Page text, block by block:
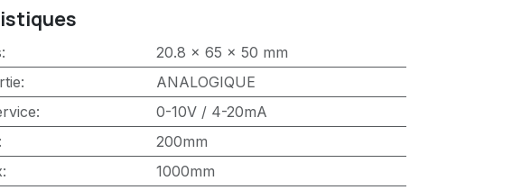
:
20.8 x 65 x 50 mm
:
ANALOGIQUE
:
0-10V / 4-20mA
:
200mm
:
1000mm